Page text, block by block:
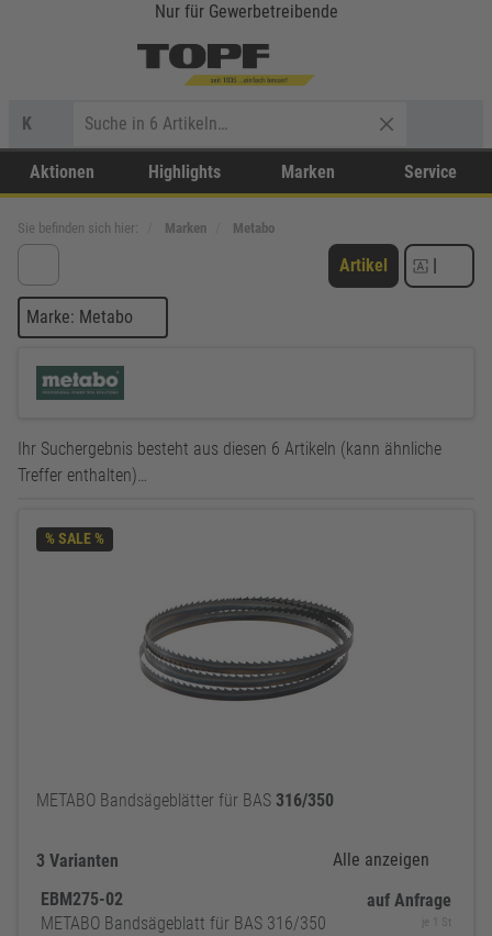
Nur für Gewerbetreibende
K
Aktionen Highlights Marken Service
Sie befinden sich hier: Marken Metabo
Artikel |
Marke: Metabo
Ihr Suchergebnis besteht aus diesen 6 Artikeln (kann ähnliche
Treffer enthalten)…
% SALE %
METABO Bandsägeblätter für BAS 316/350
3 Varianten
Alle anzeigen
EBM275-02
METABO Bandsägeblatt für BAS 316/350
auf Anfrage
je 1 St